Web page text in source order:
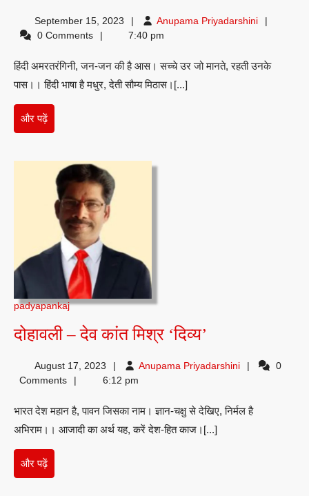
देव
मिश्र
September 15, 2023 Anupama PriyadarshiniAnupama
0 Comments 7:40 pm
हिंदी अमरतरंगिनी, जन-जन की है आस। सच्चे उर जो मानते, रहती उनके
पास।। हिंदी भाषा है मधुर, देती सौम्य मिठास।[...]
और पढ़ेंऔर
पढ़ें
padyapankaj
दोहावली – देव कांत मिश्र ‘दिव्य’
देव
मिश्र
‘दिव्य’
August 17, 2023 Anupama PriyadarshiniAnupama
0
Comments
6:12 pm
भारत देश महान है, पावन जिसका नाम। ज्ञान-चक्षु से देखिए, निर्मल है
अभिराम।। आजादी का अर्थ यह, करें देश-हित काज।[...]
और पढ़ेंऔर
पढ़ें